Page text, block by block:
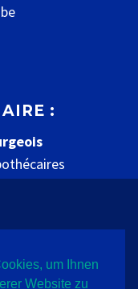
:
Kontakt
um Ihnen
Website zu